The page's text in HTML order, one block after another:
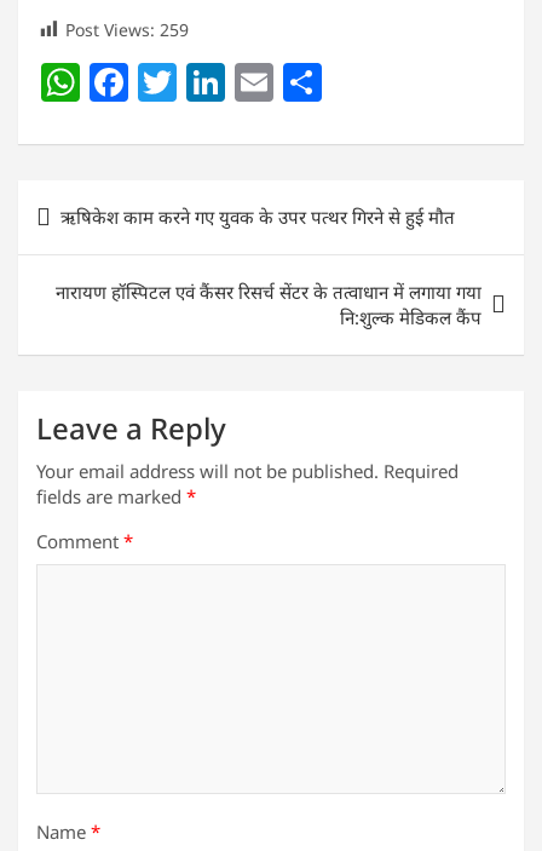
Post Views: 259
W
at
s
A
p
p
F
c
e
b
o
o
k
T
itt
er
Li
k
e
dI
n
E
ai
l
ar
e
Post
navigation
ऋषिकेश काम करने गए युवक के उपर पत्थर गिरने से हुई मौत
नारायण हॉस्पिटल एवं कैंसर रिसर्च सेंटर के तत्वाधान में लगाया गया
नि:शुल्क मेडिकल कैंप
Leave a Reply
Your email address will not be published. Required
fields are marked *
Comment *
Name *